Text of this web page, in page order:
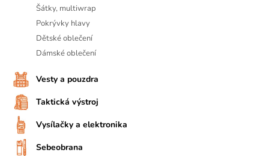
Šátky, multiwrap
Pokrývky hlavy
Dětské oblečení
Dámské oblečení
Vesty a pouzdra
Taktická výstroj
Vysílačky a elektronika
Sebeobrana